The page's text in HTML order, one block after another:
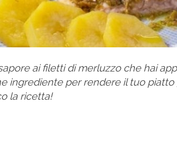
ai filetti di merluzzo che hai
ingrediente per rendere il tuo piatto
la ricetta!